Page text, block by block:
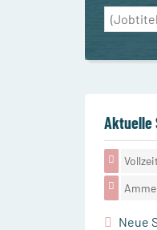
Aktuelle
Neue